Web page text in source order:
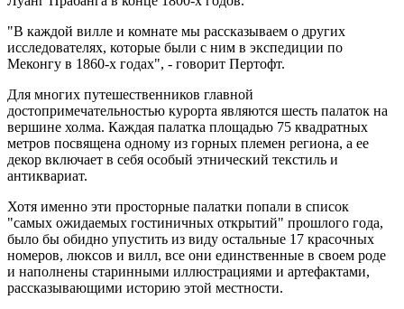
"В каждой вилле и комнате мы рассказываем о других
исследователях, которые были с ним в экспедиции по
Меконгу в 1860-х годах", - говорит Пертофт.
Для многих путешественников главной
достопримечательностью курорта являются шесть палаток на
вершине холма. Каждая палатка площадью 75 квадратных
метров посвящена одному из горных племен региона, а ее
декор включает в себя особый этнический текстиль и
антиквариат.
Хотя именно эти просторные палатки попали в список
"самых ожидаемых гостиничных открытий" прошлого года,
было бы обидно упустить из виду остальные 17 красочных
номеров, люксов и вилл, все они единственные в своем роде
и наполнены старинными иллюстрациями и артефактами,
рассказывающими историю этой местности.